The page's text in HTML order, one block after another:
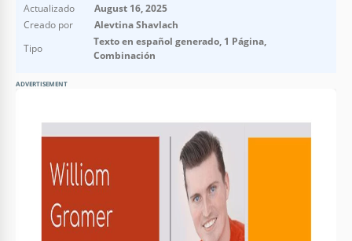
Actualizado
August 16, 2025
Creado por
Alevtina Shavlach
Tipo
Texto en español generado, 1 Página,
Combinación
ADVERTISEMENT
Especificaciones de la plantilla
Formato
Creado
Última actualización
Añadido a colecciones por 2 Usuarios